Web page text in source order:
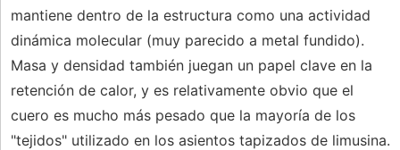
mantiene dentro de la estructura como una actividad
dinámica molecular (muy parecido a metal fundido).
Masa y densidad también juegan un papel clave en la
retención de calor, y es relativamente obvio que el
cuero es mucho más pesado que la mayoría de los
"tejidos" utilizado en los asientos tapizados de limusina.